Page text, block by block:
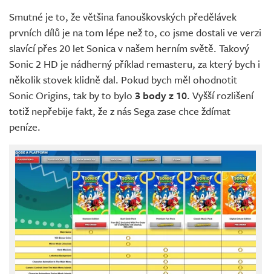
Smutné je to, že většina fanouškovských předělávek
prvních dílů je na tom lépe než to, co jsme dostali ve verzi
slavící přes 20 let Sonica v našem herním světě. Takový
Sonic 2 HD je nádherný příklad remasteru, za který bych i
několik stovek klidně dal. Pokud bych měl ohodnotit
Sonic Origins, tak by to bylo 3 body z 10. Vyšší rozlišení
totiž nepřebije fakt, že z nás Sega zase chce ždímat
peníze.